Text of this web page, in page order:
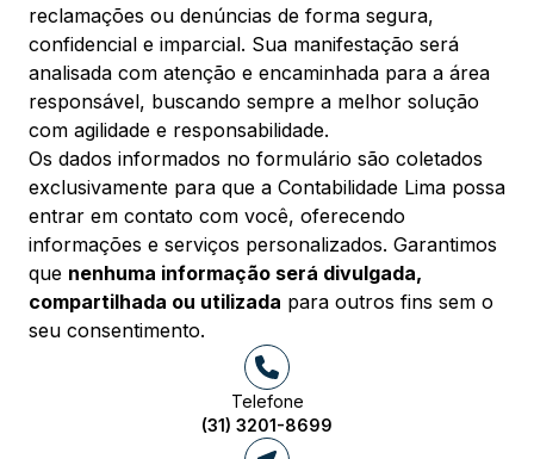
reclamações ou denúncias de forma segura,
confidencial e imparcial. Sua manifestação será
analisada com atenção e encaminhada para a área
responsável, buscando sempre a melhor solução
com agilidade e responsabilidade.
Os dados informados no formulário são coletados
exclusivamente para que a Contabilidade Lima possa
entrar em contato com você, oferecendo
informações e serviços personalizados. Garantimos
que nenhuma informação será divulgada,
compartilhada ou utilizada para outros fins sem o
seu consentimento.
Telefone
(31) 3201-8699